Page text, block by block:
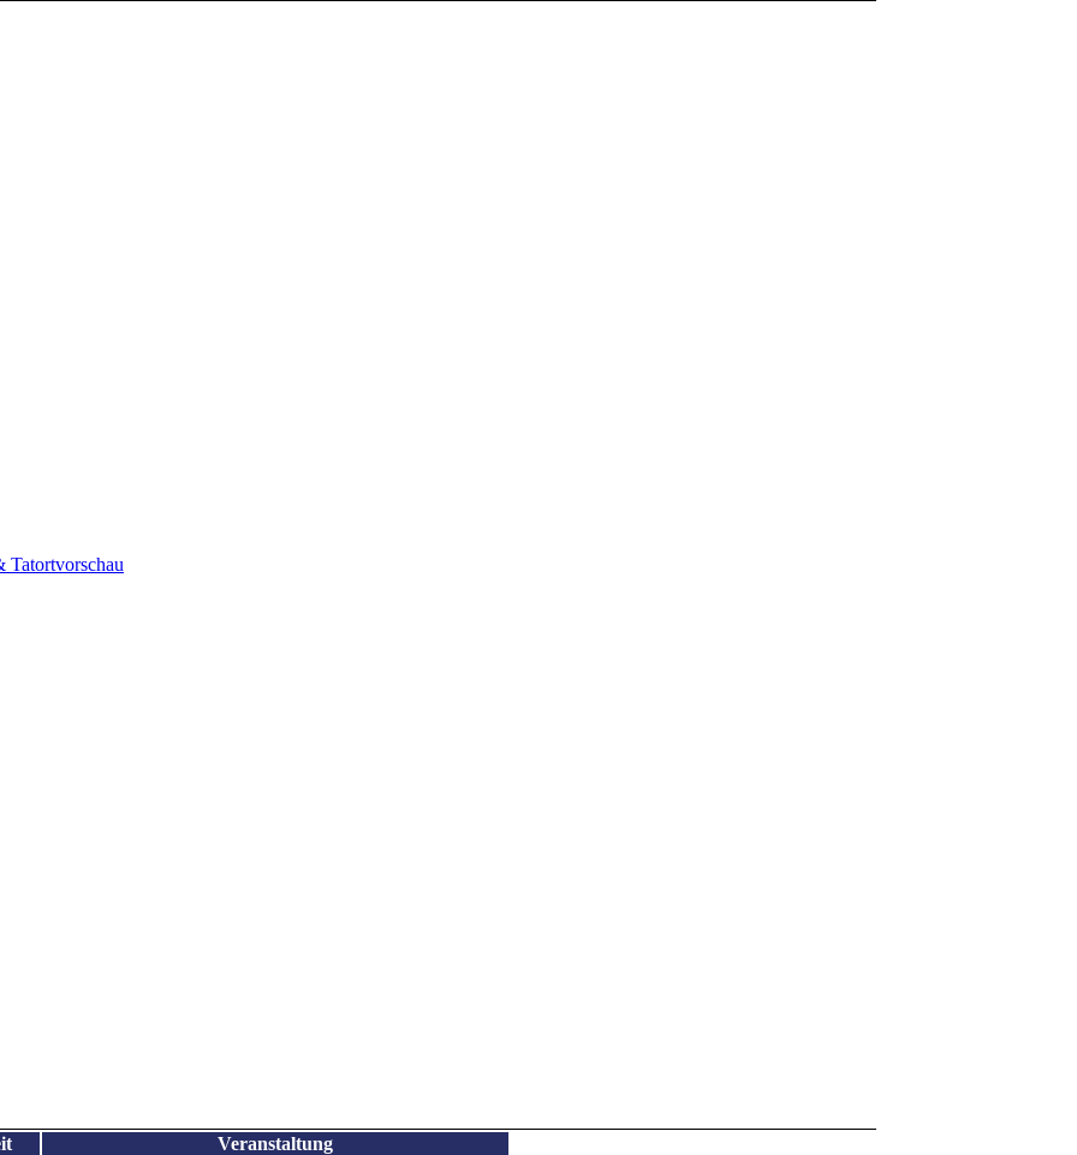
Tatortvorschau
Veranstaltung